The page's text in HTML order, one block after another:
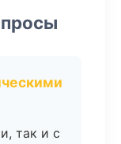
так и с